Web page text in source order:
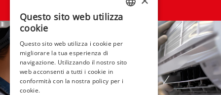
Questo sito web utilizza
cookie
Questo sito web utilizza i cookie per
migliorare la tua esperienza di
navigazione. Utilizzando il nostro sito
web acconsenti a tutti i cookie in
conformità con la nostra policy per i
cookie.